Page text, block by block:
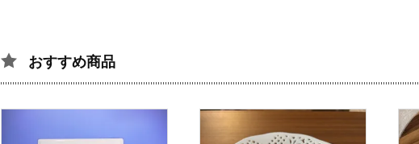
おすすめ商品